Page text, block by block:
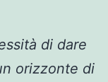
di dare
orizzonte di